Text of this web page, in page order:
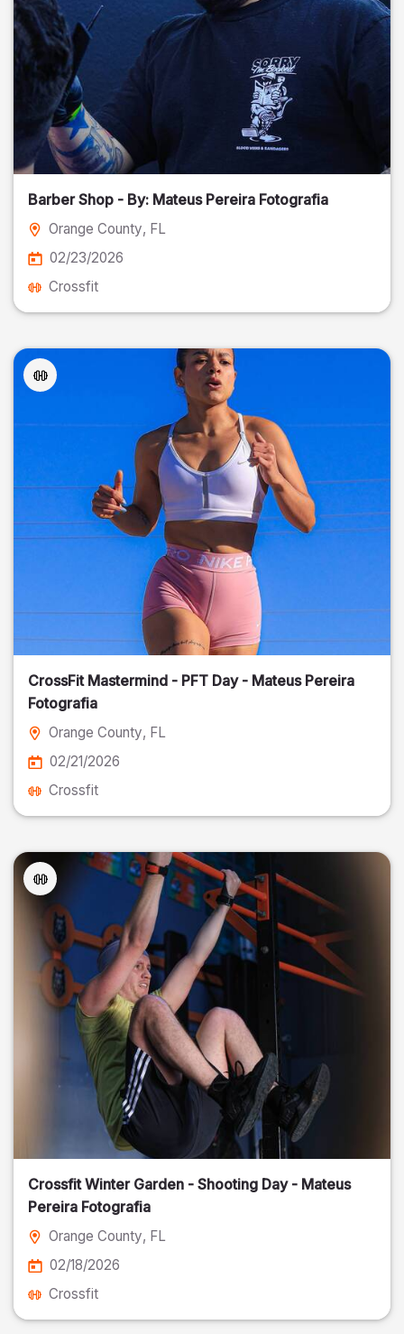
Barber Shop - By: Mateus Pereira Fotografia
Orange County, FL
02/23/2026
Crossfit
CrossFit Mastermind - PFT Day - Mateus Pereira
Fotografia
Orange County, FL
02/21/2026
Crossfit
Crossfit Winter Garden - Shooting Day - Mateus
Pereira Fotografia
Orange County, FL
02/18/2026
Crossfit